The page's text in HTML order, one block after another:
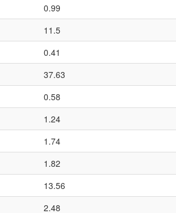
0.99
11.5
0.41
37.63
0.58
1.24
1.74
1.82
13.56
2.48